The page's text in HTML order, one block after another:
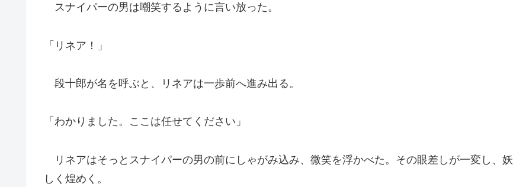
スナイパーの男は嘲笑するように言い放った。
「リネア！」
段十郎が名を呼ぶと、リネアは一歩前へ進み出る。
「わかりました。ここは任せてください」
リネアはそっとスナイパーの男の前にしゃがみ込み、微笑を浮かべた。その眼差しが一変し、妖
しく煌めく。